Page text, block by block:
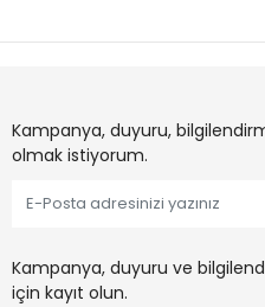
Kampanya, duyuru,
olmak istiyorum.
Kampanya, duyuru ve
için kayıt olun.